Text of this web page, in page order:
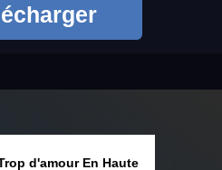
d'amour En Haute